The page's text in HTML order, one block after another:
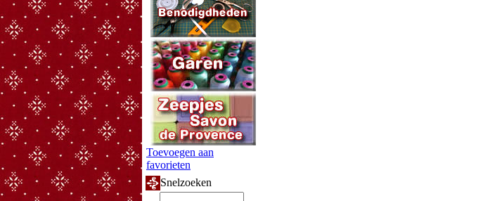
Toevoegen aan
favorieten
Snelzoeken